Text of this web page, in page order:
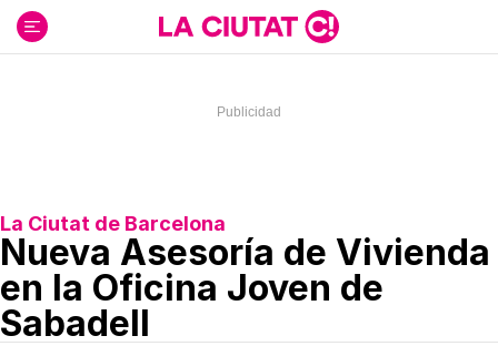
contenido
La Ciutat de Barcelona
Nueva Asesoría de Vivienda
en la Oficina Joven de
Sabadell